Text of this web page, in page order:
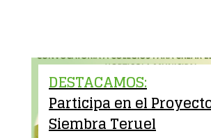
DESTACAMOS:
Participa en el
Siembra Teruel